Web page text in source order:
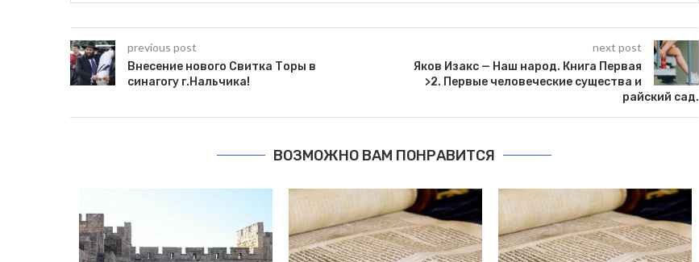
previous post
Внесение нового Свитка Торы в
синагогу г.Нальчика!
next post
Яков Изакс — Наш народ. Книга Первая
>2. Первые человеческие существа и
райский сад.
ВОЗМОЖНО ВАМ ПОНРАВИТСЯ